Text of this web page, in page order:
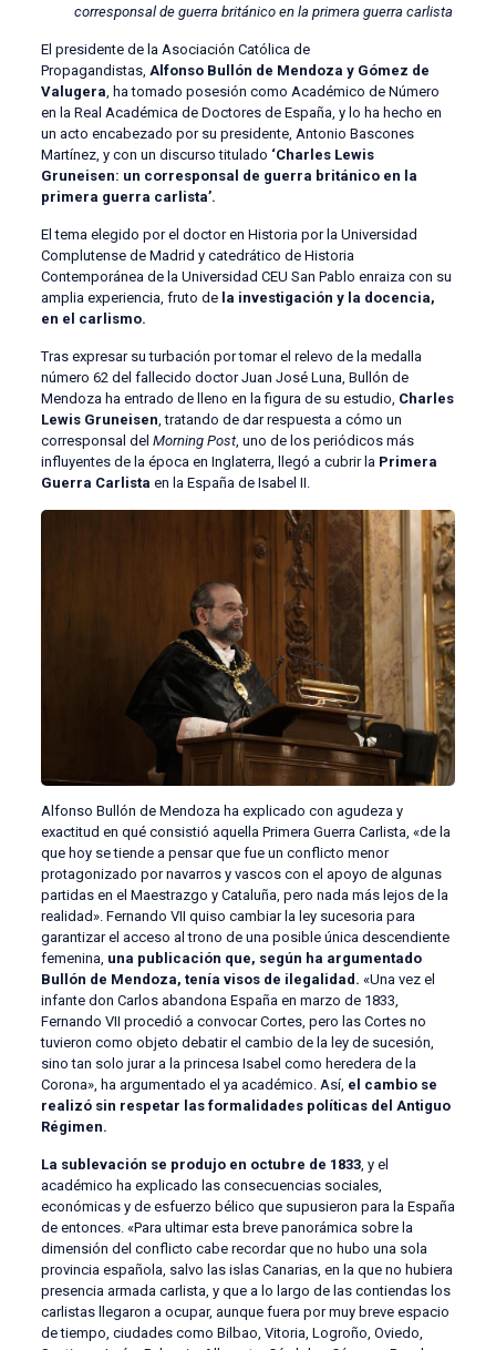
corresponsal de guerra británico en la primera guerra carlista
El presidente de la Asociación Católica de
Propagandistas, Alfonso Bullón de Mendoza y Gómez de
Valugera , ha tomado posesión como Académico de Número
en la Real Académica de Doctores de España, y lo ha hecho en
un acto encabezado por su presidente, Antonio Bascones
Martínez, y con un discurso titulado ‘Charles Lewis
Gruneisen: un corresponsal de guerra británico en la
primera guerra carlista’.
El tema elegido por el doctor en Historia por la Universidad
Complutense de Madrid y catedrático de Historia
Contemporánea de la Universidad CEU San Pablo enraiza con su
amplia experiencia, fruto de la investigación y la docencia,
en el carlismo.
Tras expresar su turbación por tomar el relevo de la medalla
número 62 del fallecido doctor Juan José Luna, Bullón de
Mendoza ha entrado de lleno en la figura de su estudio, Charles
Lewis Gruneisen , tratando de dar respuesta a cómo un
corresponsal del Morning Post, uno de los periódicos más
influyentes de la época en Inglaterra, llegó a cubrir la Primera
Guerra Carlista en la España de Isabel II.
Alfonso Bullón de Mendoza ha explicado con agudeza y
exactitud en qué consistió aquella Primera Guerra Carlista, «de la
que hoy se tiende a pensar que fue un conflicto menor
protagonizado por navarros y vascos con el apoyo de algunas
partidas en el Maestrazgo y Cataluña, pero nada más lejos de la
realidad». Fernando VII quiso cambiar la ley sucesoria para
garantizar el acceso al trono de una posible única descendiente
femenina, una publicación que, según ha argumentado
Bullón de Mendoza, tenía visos de ilegalidad. «Una vez el
infante don Carlos abandona España en marzo de 1833,
Fernando VII procedió a convocar Cortes, pero las Cortes no
tuvieron como objeto debatir el cambio de la ley de sucesión,
sino tan solo jurar a la princesa Isabel como heredera de la
Corona», ha argumentado el ya académico. Así, el cambio se
realizó sin respetar las formalidades políticas del Antiguo
Régimen.
La sublevación se produjo en octubre de 1833, y el
académico ha explicado las consecuencias sociales,
económicas y de esfuerzo bélico que supusieron para la España
de entonces. «Para ultimar esta breve panorámica sobre la
dimensión del conflicto cabe recordar que no hubo una sola
provincia española, salvo las islas Canarias, en la que no hubiera
presencia armada carlista, y que a lo largo de las contiendas los
carlistas llegaron a ocupar, aunque fuera por muy breve espacio
de tiempo, ciudades como Bilbao, Vitoria, Logroño, Oviedo,